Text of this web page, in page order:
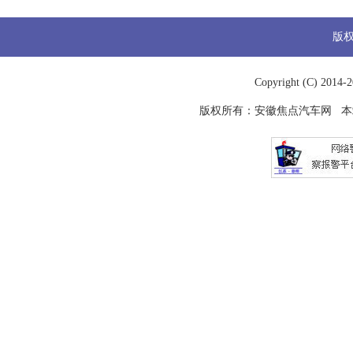
版
Copyright (C) 2014-
版权所有： 安徽焦点汽车网 本